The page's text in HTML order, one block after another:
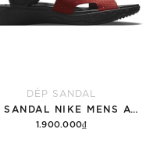
DÉP SANDAL
DÉP SANDAL NIKE MENS ACG AIR DESCHUTZ 'RED BLACK'
1.900.000₫